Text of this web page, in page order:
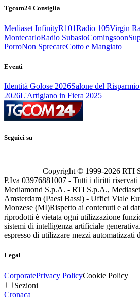
Tgcom24 Consiglia
Mediaset InfinityR101Radio 105Virgin
MontecarloRadio SubasioComingsoon
PorroNon SprecareCotto e Mangiato
Eventi
Identità Golose 2026Salone del
2026L'Artigiano in Fiera 2025
Seguici su
Copyright © 1999-2026 RTI
P.Iva 03976881007 - Tutti i diritti riservati
Mediamond S.p.A. - RTI S.p.A.,
Amsterdam (Paesi Bassi) - Uffici Viale
Monzese (MI)Rispetto ai contenuti e ai
riprodotti è vietata ogni utilizzazione
sistemi di intelligenza artificiale
espresso di utilizzare mezzi automatizzati
Legal
CorporatePrivacy PolicyCookie Policy
Sezioni
Cronaca